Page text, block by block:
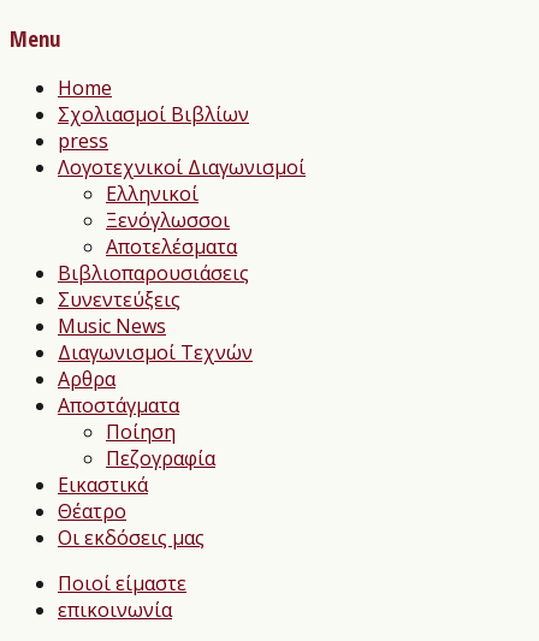
Menu
Home
Σχολιασμοί Βιβλίων
press
Λογοτεχνικοί Διαγωνισμοί
Ελληνικοί
Ξενόγλωσσοι
Αποτελέσματα
Βιβλιοπαρουσιάσεις
Συνεντεύξεις
Music News
Διαγωνισμοί Τεχνών
Αρθρα
Αποστάγματα
Ποίηση
Πεζογραφία
Εικαστικά
Θέατρο
Οι εκδόσεις μας
Ποιοί είμαστε
επικοινωνία